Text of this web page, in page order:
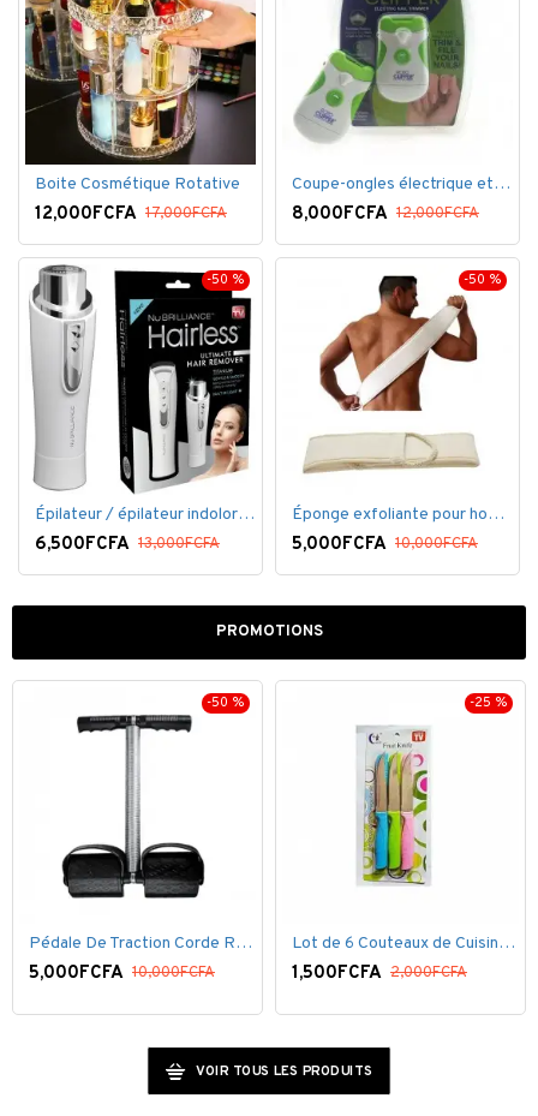
Boite Cosmétique Rotative
12,000FCFA 17,000FCFA
Coupe-ongles électrique et lime électrique
8,000FCFA 12,000FCFA
-50 %
Épilateur / épilateur indolore NuBrilliance Ultimate pour femmes
6,500FCFA 13,000FCFA
-50 %
Éponge exfoliante pour homme
5,000FCFA 10,000FCFA
PROMOTIONS
-25 %
Lot de 6 Couteaux de Cuisine ( 20,5cm ) - Inox Bleu Rose VERT
2,000FCFA
-40 %
Fer defroisseur à vapeur
15,000FCFA 25,000FCFA
VOIR TOUS LES PRODUITS